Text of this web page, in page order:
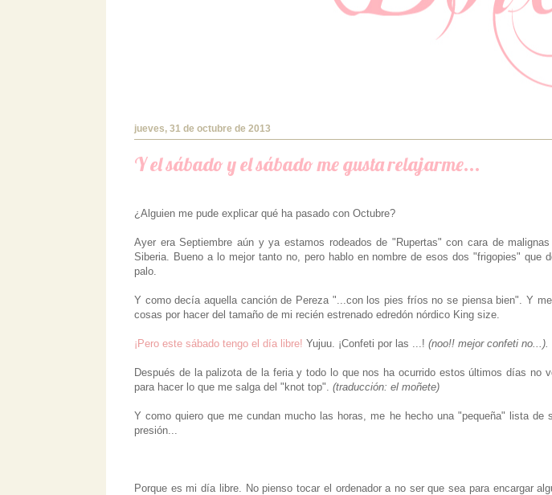
jueves, 31 de octubre de 2013
Y el sábado y el sábado me gusta relajarme...
¿Alguien me pude explicar qué ha pasado con Octubre?
Ayer era Septiembre aún y ya estamos rodeados de "Rupertas" con cara de
Siberia. Bueno a lo mejor tanto no, pero hablo en nombre de esos dos "frigopies" que
palo.
Y como decía aquella canción de Pereza "...con los pies fríos no se piensa bien". Y
cosas por hacer del tamaño de mi recién estrenado edredón nórdico King size.
¡Pero este sábado tengo el día libre! Yujuu. ¡Confeti por las ...! (noo!! mejor confeti no...).
Después de la palizota de la feria y todo lo que nos ha ocurrido estos últimos días no
para hacer lo que me salga del "knot top". (traducción: el moñete)
Y como quiero que me cundan mucho las horas, me he hecho una "pequeña" lista de
presión...
Porque es mi día libre. No pienso tocar el ordenador a no ser que sea para encargar